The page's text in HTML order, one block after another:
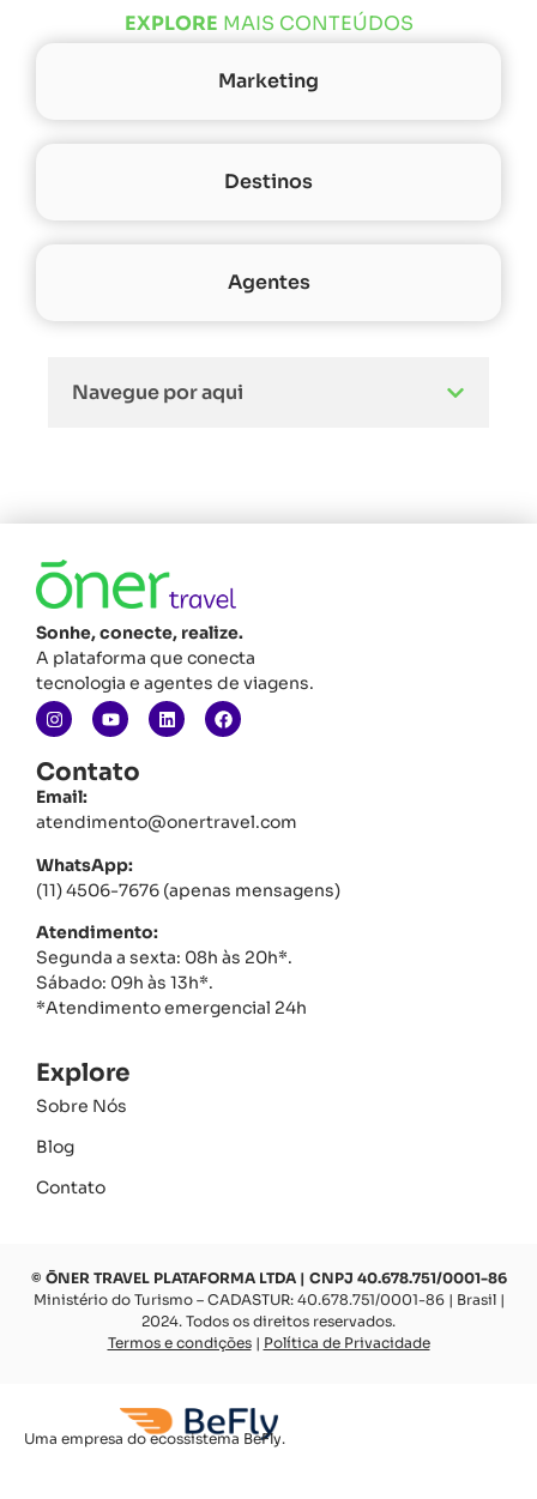
EXPLORE MAIS CONTEÚDOS
Marketing
Destinos
Agentes
Navegue por aqui
Sonhe, conecte, realize.
A plataforma que conecta
tecnologia e agentes de viagens.
Contato
Email:
atendimento@onertravel.com
WhatsApp:
(11) 4506-7676 (apenas mensagens)
Atendimento:
Segunda a sexta: 08h às 20h*.
Sábado: 09h às 13h*.
*Atendimento emergencial 24h
Explore
Sobre Nós
Blog
Contato
© ŌNER TRAVEL PLATAFORMA LTDA | CNPJ 40.678.751/0001-86
Ministério do Turismo – CADASTUR: 40.678.751/0001-86 | Brasil |
2024. Todos os direitos reservados.
Termos e condições| Política de Privacidade
Uma empresa do ecossistema BeFly.